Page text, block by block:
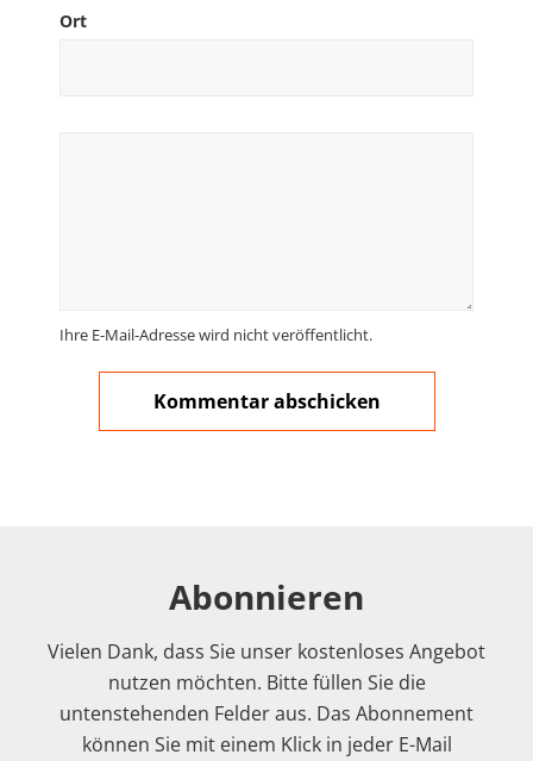
Ort
Ihre E-Mail-Adresse wird nicht veröffentlicht.
Abonnieren
Vielen Dank, dass Sie unser kostenloses Angebot
nutzen möchten. Bitte füllen Sie die
untenstehenden Felder aus. Das Abonnement
können Sie mit einem Klick in jeder E-Mail